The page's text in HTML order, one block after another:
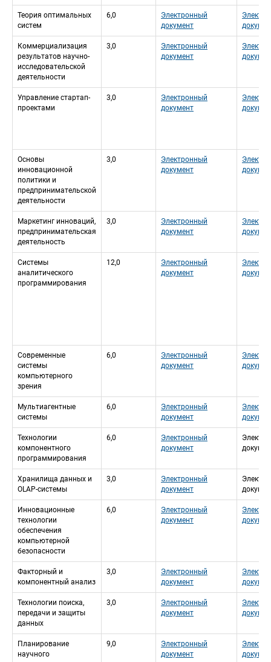
Теория оптимальных
систем
6,0
Электронный
документ
Коммерциализация
результатов научно-
исследовательской
деятельности
3,0
Электронный
документ
Управление стартап-
проектами
3,0
Электронный
документ
Основы
инновационной
политики и
предпринимательской
деятельности
3,0
Электронный
документ
Маркетинг инноваций,
предпринимательская
деятельность
3,0
Электронный
документ
Системы
аналитического
программирования
12,0
Электронный
документ
Современные
системы
компьютерного
зрения
6,0
Электронный
документ
Мультиагентные
системы
6,0
Электронный
документ
Технологии
компонентного
программирования
6,0
Электронный
документ
Хранилища данных и
OLAP-системы
3,0
Электронный
документ
Инновационные
технологии
обеспечения
компьютерной
безопасности
6,0
Электронный
документ
Факторный и
компонентный анализ
3,0
Электронный
документ
Технологии поиска,
передачи и защиты
данных
3,0
Электронный
документ
Планирование
научного
9,0
Электронный
документ